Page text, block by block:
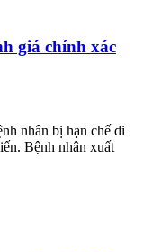
giá chính xác
nhân bị hạn chế di
Bệnh nhân xuất